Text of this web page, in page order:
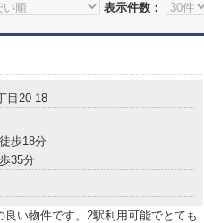
表示件数：
目20-18
歩18分
35分
い物件です。2駅利用可能でとても